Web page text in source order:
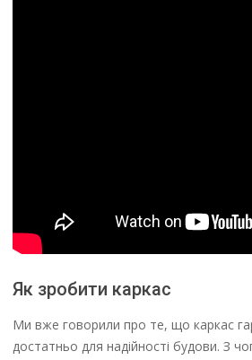
Як зробити каркас
Ми вже говорили про те, що каркас
достатньо для надійності будови. З